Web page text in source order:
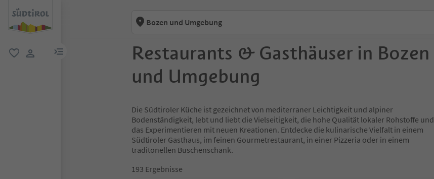
menu link
Bozen und Umgebung
Restaurants & Gasthäuser in Bozen
und Umgebung
Die Südtiroler Küche ist gezeichnet von mediterraner Leichtigkeit und alpiner
Bodenständigkeit, lebt und liebt die Vielseitigkeit, die hohe Qualität lokaler Rohstoffe und
das Experimentieren mit neuen Kreationen. Entdecke die kulinarische Vielfalt in einem
Südtiroler Gasthaus, im feinen Gourmetrestaurant, in einer Pizzeria oder in einem
traditonellen Buschenschank.
193 Ergebnisse